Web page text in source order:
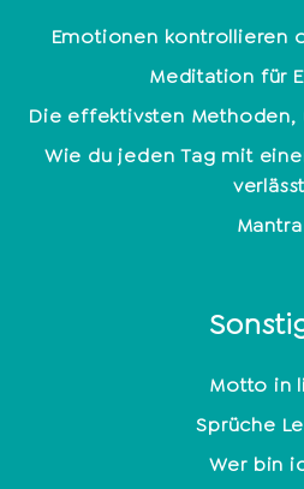
Emotionen kontrollieren
Meditation für
Die effektivsten Methoden,
Wie du jeden Tag mit
verlässt
Mantra
Motto in
Sprüche
Wer bin